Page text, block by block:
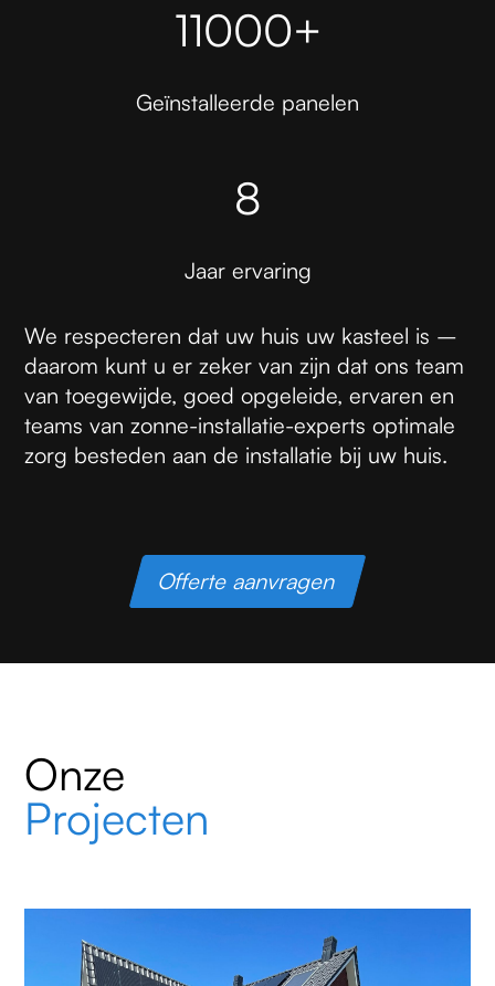
11000+
Geïnstalleerde panelen
8
Jaar ervaring
We respecteren dat uw huis uw kasteel is –
daarom kunt u er zeker van zijn dat ons team
van toegewijde, goed opgeleide, ervaren en
teams van zonne-installatie-experts optimale
zorg besteden aan de installatie bij uw huis.
Offerte aanvragen
Onze
Projecten